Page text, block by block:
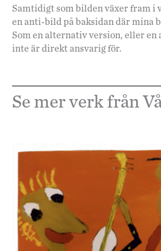
Samtidigt som bilden växer fram i
en anti-bild på baksidan där mina
Som en alternativ version, eller en
inte är direkt ansvarig för.
Se mer verk från